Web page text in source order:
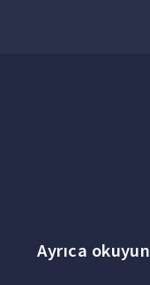
Ayrıca okuyun